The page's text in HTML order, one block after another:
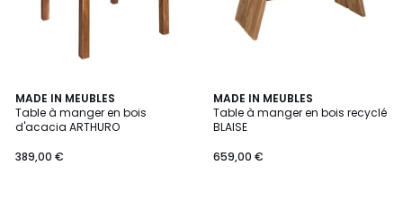
MADE IN MEUBLES
Table à manger en bois
d'acacia ARTHURO
389,00 €
MADE IN MEUBLES
Table à manger en bois recyclé
BLAISE
659,00 €